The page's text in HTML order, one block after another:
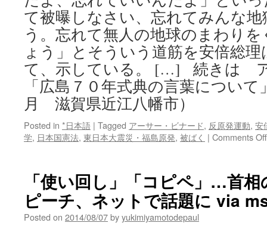
て被曝しなさい、忘れてみんな
う。忘れて無人の地球のまわり
ょう」とそういう道筋を安倍総
て、示している。 […] 続きは
「広島７０年式典の言葉につい
月 滋賀県近江八幡市）
Posted in *日本語 | Tagged アーサー・ビナード, 反原発運動, 安
学, 日本国憲法, 東日本大震災・福島原発, 被ばく | Comments Off
「使い回し」「コピペ」…首
ピーチ、ネットで話題に via
Posted on 2014/08/07byyukimiyamotodepaul